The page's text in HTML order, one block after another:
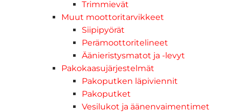
Trimmievät
Muut moottoritarvikkeet
Siipipyörät
Perämoottoritelineet
Äänieristysmatot ja -levyt
Pakokaasujärjestelmät
Pakoputken läpiviennit
Pakoputket
Vesilukot ja äänenvaimentimet